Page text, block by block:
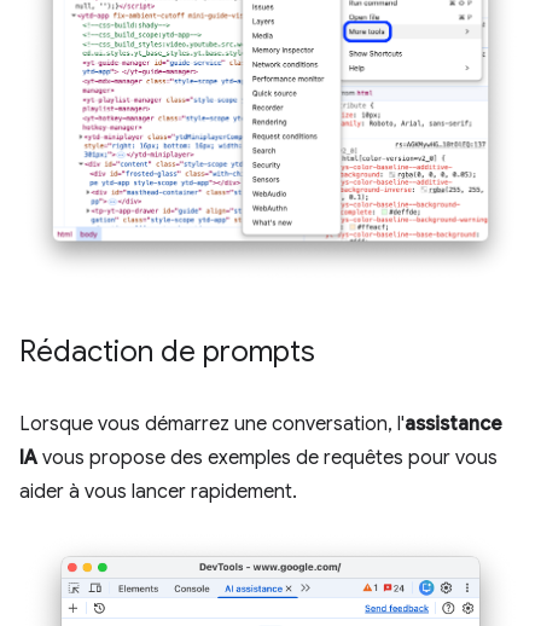
Rédaction de prompts
Lorsque vous démarrez une conversation, l'assistance
IA vous propose des exemples de requêtes pour vous
aider à vous lancer rapidement.